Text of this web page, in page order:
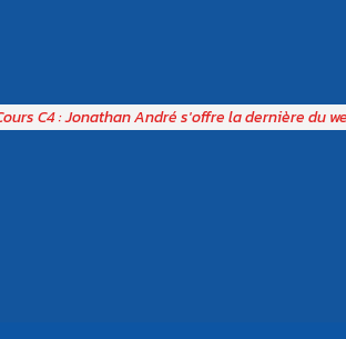
C4 : Jonathan André s'offre la dernière du